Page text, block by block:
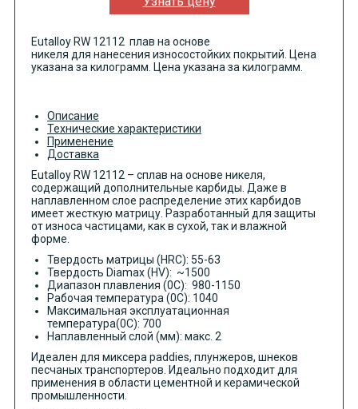
Eutalloy RW 12112 плав на основе
никеля для нанесения износостойких покрытий. Цена
указана за килограмм. Цена указана за килограмм.
Описание
Технические характеристики
Применение
Доставка
Eutalloy RW 12112 – сплав на основе никеля,
содержащий дополнительные карбиды. Даже в
наплавленном слое распределение этих карбидов
имеет жесткую матрицу. Разработанный для защиты
от износа частицами, как в сухой, так и влажной
форме.
Твердость матрицы (HRC): 55-63
Твердость Diamax (HV): ~1500
Диапазон плавления (0C): 980-1150
Рабочая температура (0C): 1040
Максимальная эксплуатационная
температура(0C): 700
Наплавленный слой (мм): макс. 2
Идеален для миксера paddies, плунжеров, шнеков
песчаных транспортеров. Идеально подходит для
применения в области цементной и керамической
промышленности.